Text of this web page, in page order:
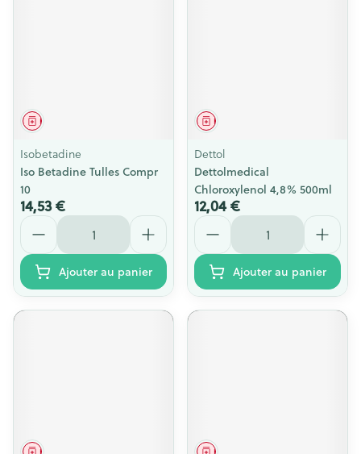
Médicament
Isobetadine
Iso Betadine Tulles Compr
10
14,53 €
Quantité
Ajouter au panier
Médicament
Dettol
Dettolmedical
Chloroxylenol 4,8% 500ml
12,04 €
Quantité
Ajouter au panier
Médicament Médicament